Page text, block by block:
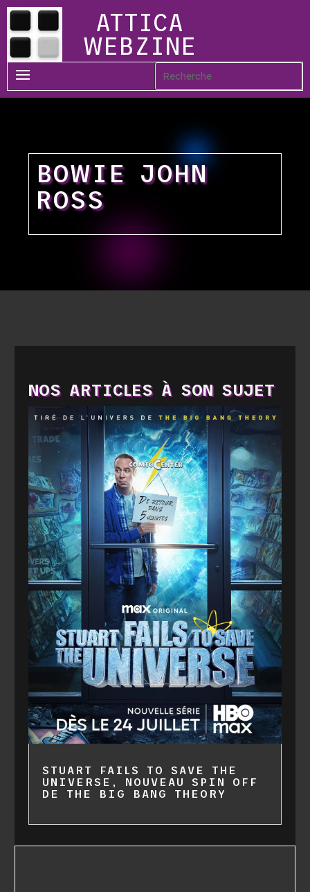
ATTICA
WEBZINE
BOWIE JOHN
ROSS
NOS ARTICLES À SON SUJET
STUART FAILS TO SAVE THE
UNIVERSE, NOUVEAU SPIN OFF
DE THE BIG BANG THEORY